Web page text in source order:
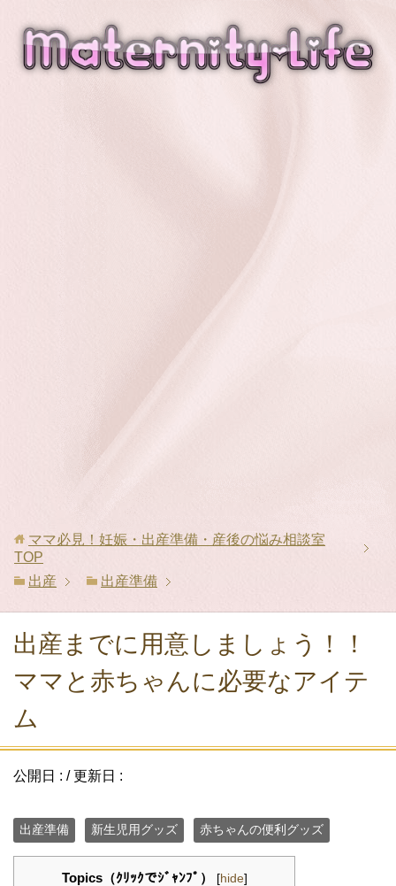
ママ必見！妊娠・出産準備・産後の悩み相談室
TOP
出産
出産準備
出産までに用意しましょう！！
ママと赤ちゃんに必要なアイテ
ム
公開日 : / 更新日 :
出産準備 新生児用グッズ 赤ちゃんの便利グッズ
Topics（ｸﾘｯｸでｼﾞｬﾝﾌﾟ） [hide]